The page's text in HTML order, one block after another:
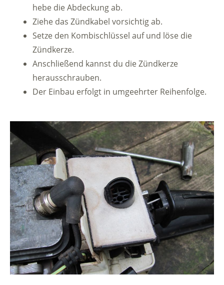
hebe die Abdeckung ab.
Ziehe das Zündkabel vorsichtig ab.
Setze den Kombischlüssel auf und löse die
Zündkerze.
Anschließend kannst du die Zündkerze
herausschrauben.
Der Einbau erfolgt in umgeehrter Reihenfolge.